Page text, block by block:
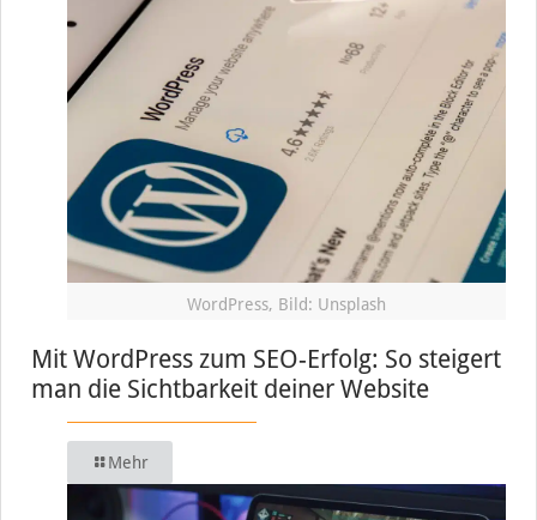
WordPress, Bild: Unsplash
Mit WordPress zum SEO-Erfolg: So steigert
man die Sichtbarkeit deiner Website
Mehr